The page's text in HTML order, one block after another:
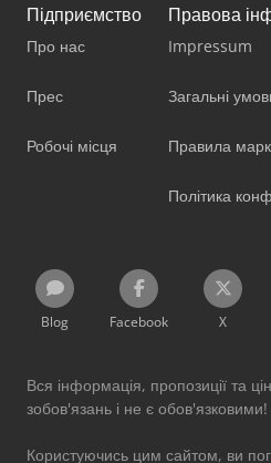
Підприємство
Про нас
Прес
Робочі місця
Правова
Impressum
Загальні
Правила
Політика
Blog Facebook X
Вся інформація, пропозиції та
зобов'язань і не є обов'язковими!
Користуючись цим сайтом, ви